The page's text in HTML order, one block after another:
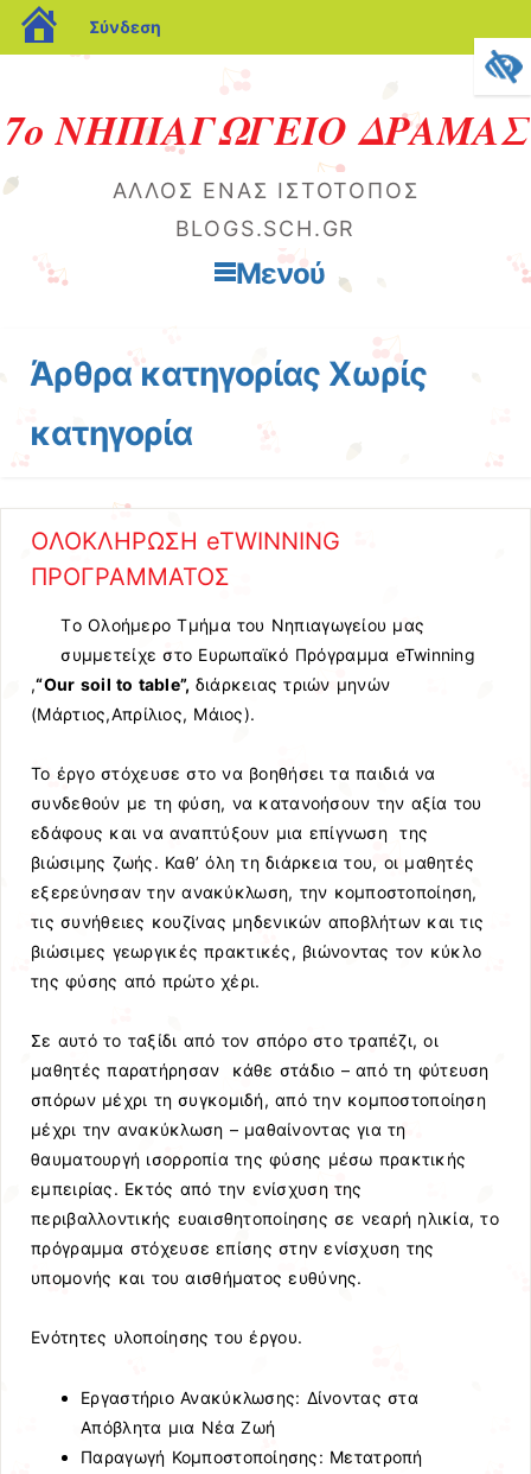
blogs.sch.gr
Σύνδεση
7ο ΝΗΠΙΑΓΩΓΕΙΟ ΔΡΑΜΑΣ
ΆΛΛΟΣ ΈΝΑΣ ΙΣΤΌΤΟΠΟΣ
BLOGS.SCH.GR
Μενού
Άρθρα κατηγορίας Χωρίς
κατηγορία
OΛΟΚΛΗΡΩΣΗ eTWINNING
ΠΡΟΓΡΑΜΜΑΤΟΣ
Tο Ολοήμερο Τμήμα του Νηπιαγωγείου μας
συμμετείχε στο Ευρωπαϊκό Πρόγραμμα eTwinning
,“Our soil to table”, διάρκειας τριών μηνών
(Μάρτιος,Απρίλιος, Μάιος).
Το έργο στόχευσε στο να βοηθήσει τα παιδιά να
συνδεθούν με τη φύση, να κατανοήσουν την αξία του
εδάφους και να αναπτύξουν μια επίγνωση της
βιώσιμης ζωής. Καθ’ όλη τη διάρκεια του, οι μαθητές
εξερεύνησαν την ανακύκλωση, την κομποστοποίηση,
τις συνήθειες κουζίνας μηδενικών αποβλήτων και τις
βιώσιμες γεωργικές πρακτικές, βιώνοντας τον κύκλο
της φύσης από πρώτο χέρι.
Σε αυτό το ταξίδι από τον σπόρο στο τραπέζι, οι
μαθητές παρατήρησαν κάθε στάδιο – από τη φύτευση
σπόρων μέχρι τη συγκομιδή, από την κομποστοποίηση
μέχρι την ανακύκλωση – μαθαίνοντας για τη
θαυματουργή ισορροπία της φύσης μέσω πρακτικής
εμπειρίας. Εκτός από την ενίσχυση της
περιβαλλοντικής ευαισθητοποίησης σε νεαρή ηλικία, το
πρόγραμμα στόχευσε επίσης στην ενίσχυση της
υπομονής και του αισθήματος ευθύνης.
Ενότητες υλοποίησης του έργου.
Εργαστήριο Ανακύκλωσης: Δίνοντας στα
Απόβλητα μια Νέα Ζωή
Παραγωγή Κομποστοποίησης: Μετατροπή